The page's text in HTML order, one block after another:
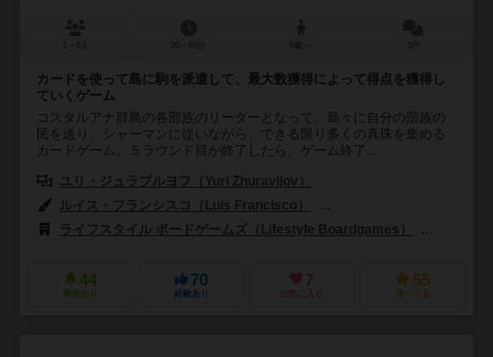
カードを使って島に駒を派遣して、最大数獲得によって得点を獲得し
ていくゲーム
コスタルアナ群島の各部族のリーダーとなって、島々に自分の部族の
民を送り、シャーマンに従いながら、できる限り多くの真珠を集める
カードゲーム。５ラウンド目が終了したら、ゲーム終了...
ユリ・ジュラブルヨフ（Yuri Zhuravljov）
ルイス・フランシスコ（Luis Francisco）
ライフスタイル ボードゲームズ（Lifestyle Boardgames）
44
興味あり
70
経験あり
7
お気に入り
55
持ってる